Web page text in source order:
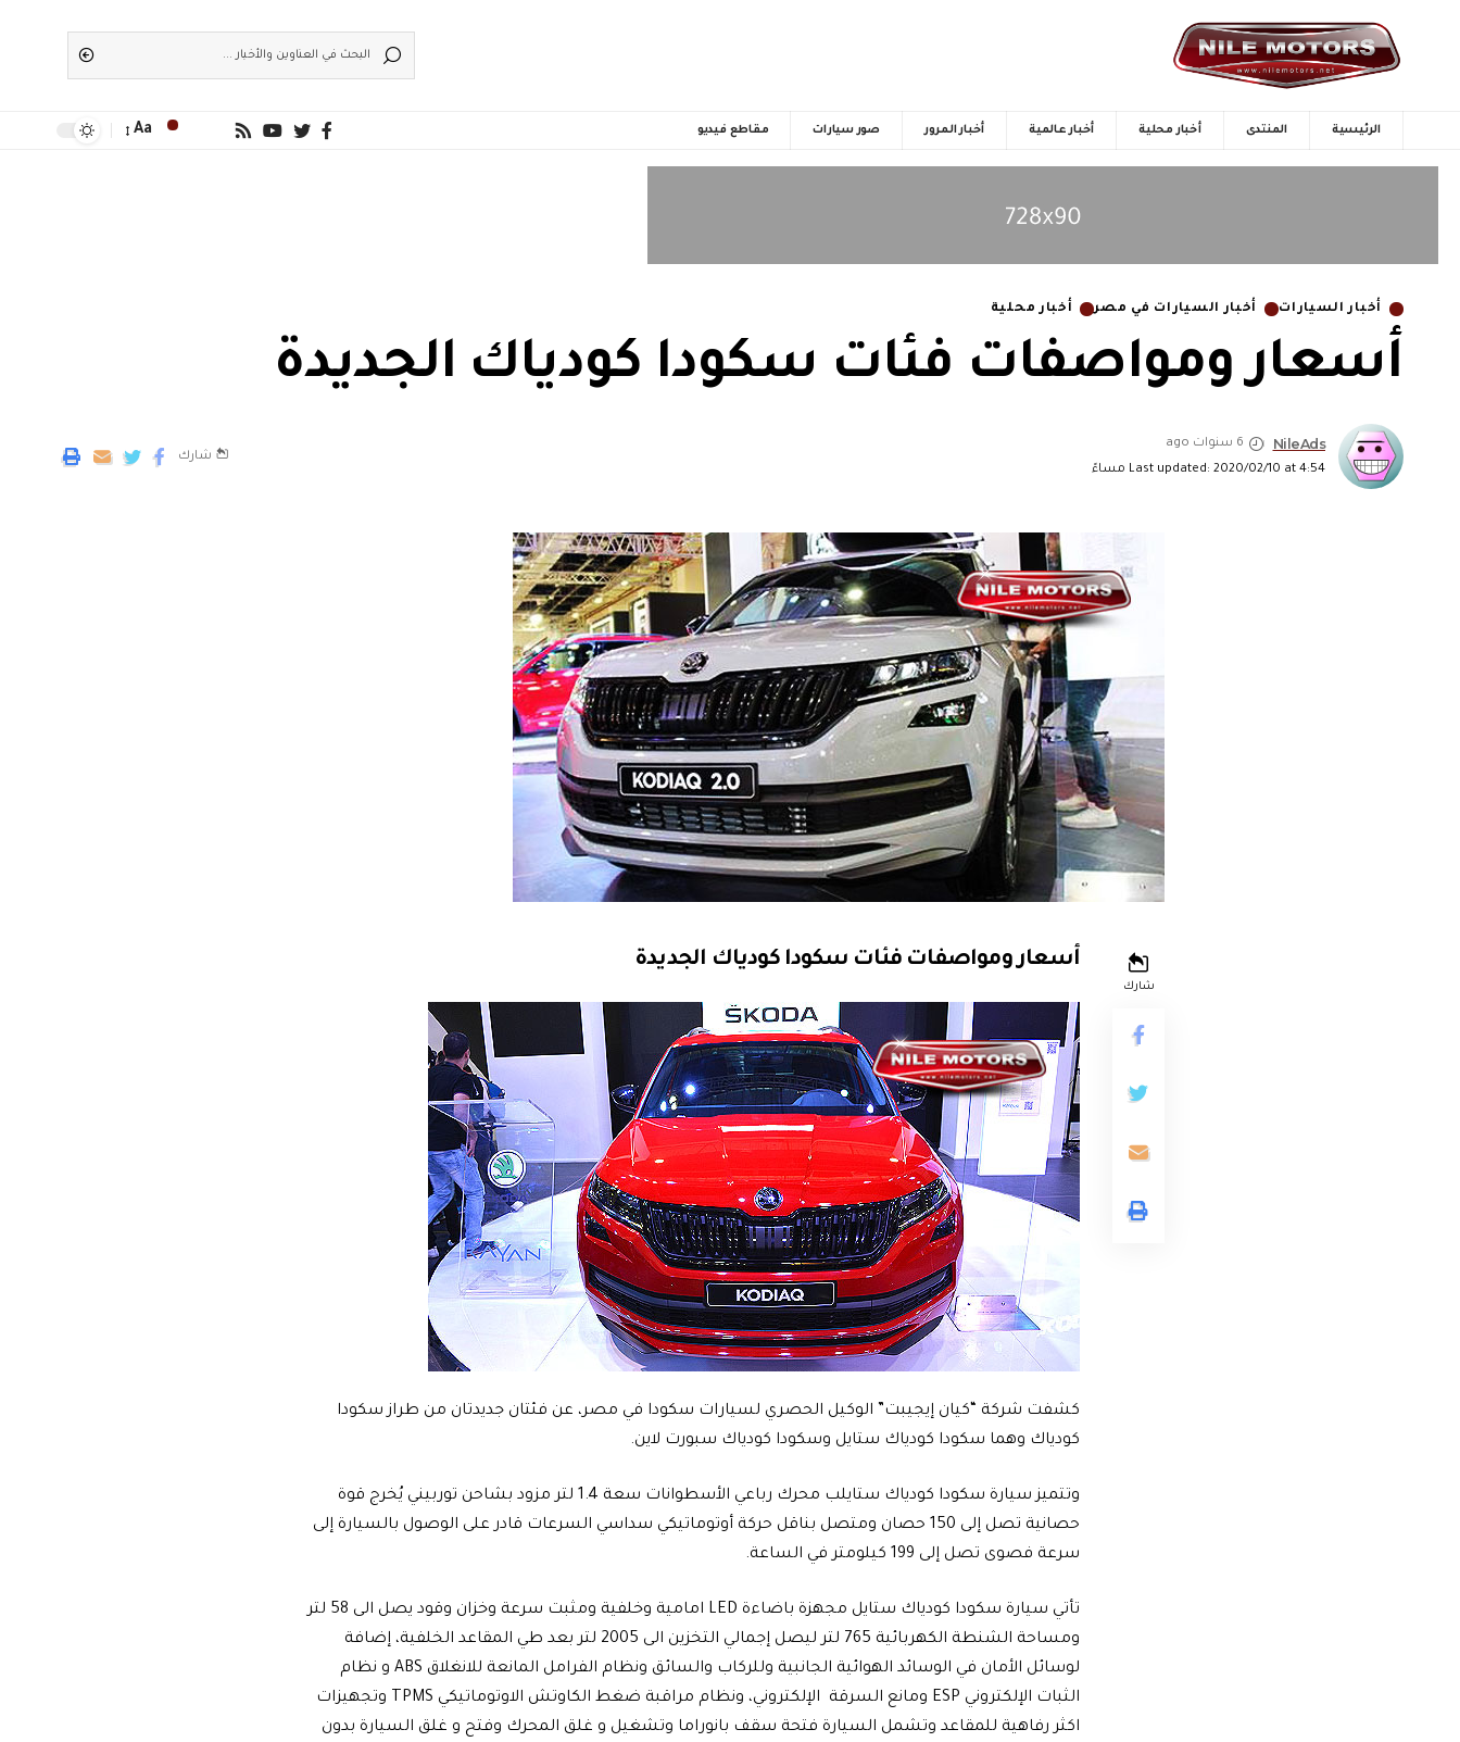
الرئيسية المنتدى أخبار محلية أخبار عالمية أخبار المرور صور سيارات مقاطع فيديو Aa
أخبار السيارات أخبار السيارات في مصر أخبار محلية
أسعار ومواصفات فئات سكودا كودياك الجديدة
Last updated: 2020/02/10 at 4:54 مساءً
NileAds
6 سنوات ago
شارك
شارك
أسعار ومواصفات فئات سكودا كودياك الجديدة
كشفت شركة “كيان إيجيبت” الوكيل الحصري لسيارات سكودا في مصر، عن فئتان جديدتان من طراز سكودا
كودياك وهما سكودا كودياك ستايل وسكودا كودياك سبورت لاين.
وتتميز سيارة سكودا كودياك ستايلب محرك رباعي الأسطوانات سعة 1.4 لتر مزود بشاحن توربيني يُخرج قوة
حصانية تصل إلى 150 حصان ومتصل بناقل حركة أوتوماتيكي سداسي السرعات قادر على الوصول بالسيارة إلى
سرعة فصوى تصل إلى 199 كيلومتر في الساعة.
تأتي سيارة سكودا كودياك ستايل مجهزة باضاءة LED امامية وخلفية ومثبت سرعة وخزان وقود يصل الى 58 لتر
ومساحة الشنطة الكهربائية 765 لتر ليصل إجمالي التخزين الى 2005 لتر بعد طي المقاعد الخلفية، إضافة
لوسائل الأمان في الوسائد الهوائية الجانبية وللركاب والسائق ونظام الفرامل المانعة للانغلاق ABS و نظام
الثبات الإلكتروني ESP ومانع السرقة الإلكتروني، ونظام مراقبة ضغط الكاوتش الاوتوماتيكي TPMS وتجهيزات
اكثر رفاهية للمقاعد وتشمل السيارة فتحة سقف بانوراما وتشغيل و غلق المحرك وفتح و غلق السيارة بدون